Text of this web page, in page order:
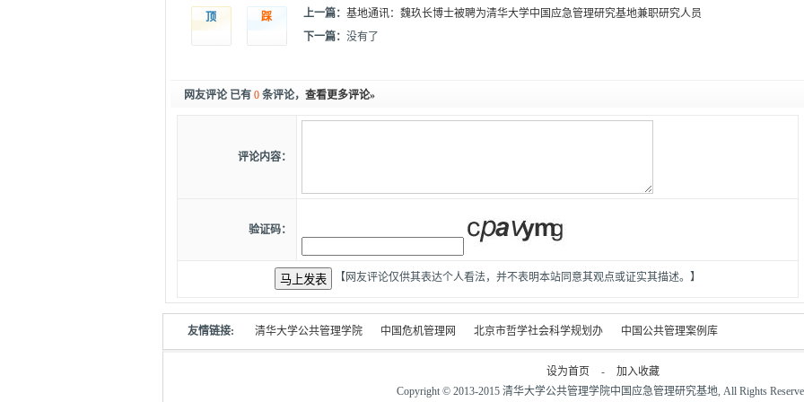
顶 踩 上一篇：基地通讯：魏玖长博士被聘为清华大学中国应急管理研究基地兼职研究人员
下一篇：没有了
网友评论 已有 0 条评论， 查看更多评论»
评论内容：
验证码：
【网友评论仅供其表达个人看法，并不表明本站同意其观点或证实其描述。】
友情链接: 清华大学公共管理学院 中国危机管理网 北京市哲学社会科学规划办 中国公共管理案例库
设为首页 -
加入收藏
Copyright © 2013-2015 清华大学公共管理学院中国应急管理研究基地, All Rights